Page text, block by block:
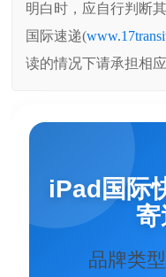
明白时，应自行判断
国际速递(
读的情况下请承担相应
iPad国际
寄
品牌类